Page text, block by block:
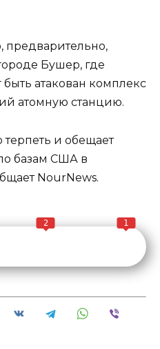
предварительно,
Бушер, где
атакован комплекс
атомную станцию.
терпеть и обещает
базам США в
NourNews.
2 1